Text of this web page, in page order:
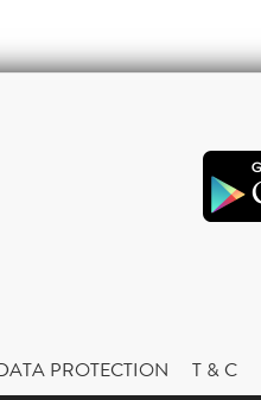
PROTECTION T & C